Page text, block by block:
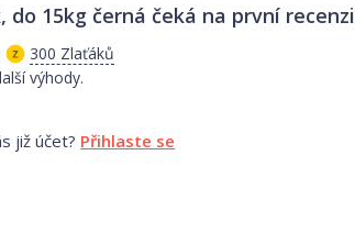
do 15kg černá čeká na první recenzi
300 Zlaťáků
výhody.
již účet? Přihlaste se